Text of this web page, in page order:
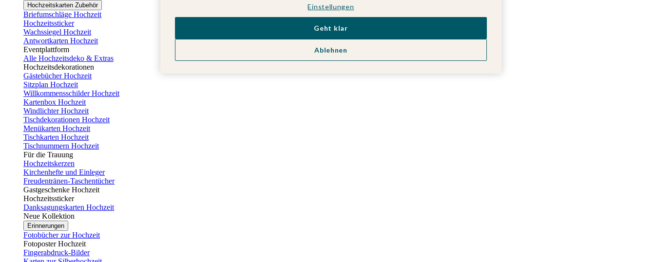
Hochzeitskarten Zubehör
Briefumschläge Hochzeit
Hochzeitssticker
Wachssiegel Hochzeit
Antwortkarten Hochzeit
Eventplattform
Alle Hochzeitsdeko & Extras
Hochzeitsdekorationen
Gästebücher Hochzeit
Sitzplan Hochzeit
Willkommensschilder Hochzeit
Kartenbox Hochzeit
Windlichter Hochzeit
Tischdekorationen Hochzeit
Menükarten Hochzeit
Tischkarten Hochzeit
Tischnummern Hochzeit
Für die Trauung
Hochzeitskerzen
Kirchenhefte und Einleger
Freudentränen-Taschentücher
Gastgeschenke Hochzeit
Hochzeitssticker
Danksagungskarten Hochzeit
Neue Kollektion
Erinnerungen
Fotobücher zur Hochzeit
Fotoposter Hochzeit
Fingerabdruck-Bilder
Einstellungen
Ablehnen
Geht klar